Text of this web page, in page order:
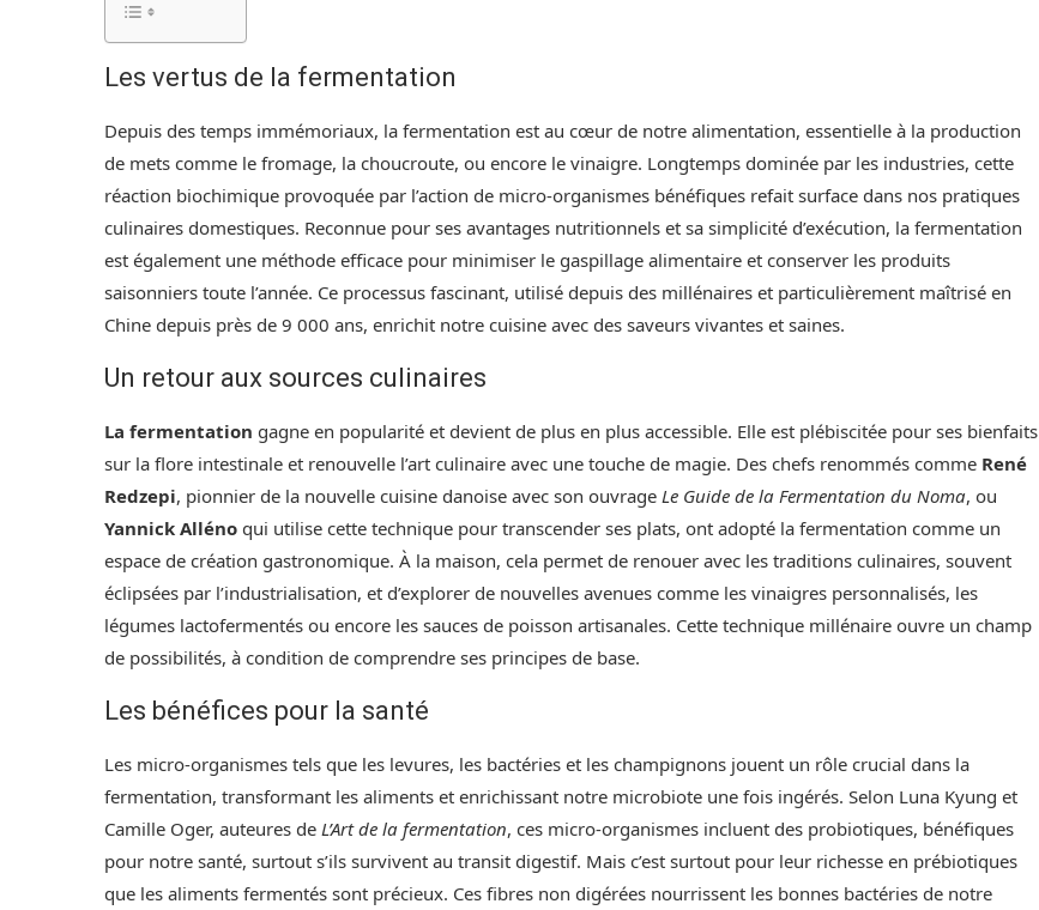
Les vertus de la fermentation
Depuis des temps immémoriaux, la fermentation est au cœur de notre alimentation, essentielle à la production
de mets comme le fromage, la choucroute, ou encore le vinaigre. Longtemps dominée par les industries, cette
réaction biochimique provoquée par l’action de micro-organismes bénéfiques refait surface dans nos pratiques
culinaires domestiques. Reconnue pour ses avantages nutritionnels et sa simplicité d’exécution, la fermentation
est également une méthode efficace pour minimiser le gaspillage alimentaire et conserver les produits
saisonniers toute l’année. Ce processus fascinant, utilisé depuis des millénaires et particulièrement maîtrisé en
Chine depuis près de 9 000 ans, enrichit notre cuisine avec des saveurs vivantes et saines.
Un retour aux sources culinaires
La fermentation gagne en popularité et devient de plus en plus accessible. Elle est plébiscitée pour ses bienfaits
sur la flore intestinale et renouvelle l’art culinaire avec une touche de magie. Des chefs renommés comme René
Redzepi, pionnier de la nouvelle cuisine danoise avec son ouvrage Le Guide de la Fermentation du Noma, ou
Yannick Alléno qui utilise cette technique pour transcender ses plats, ont adopté la fermentation comme un
espace de création gastronomique. À la maison, cela permet de renouer avec les traditions culinaires, souvent
éclipsées par l’industrialisation, et d’explorer de nouvelles avenues comme les vinaigres personnalisés, les
légumes lactofermentés ou encore les sauces de poisson artisanales. Cette technique millénaire ouvre un champ
de possibilités, à condition de comprendre ses principes de base.
Les bénéfices pour la santé
Les micro-organismes tels que les levures, les bactéries et les champignons jouent un rôle crucial dans la
fermentation, transformant les aliments et enrichissant notre microbiote une fois ingérés. Selon Luna Kyung et
Camille Oger, auteures de L’Art de la fermentation, ces micro-organismes incluent des probiotiques, bénéfiques
pour notre santé, surtout s’ils survivent au transit digestif. Mais c’est surtout pour leur richesse en prébiotiques
que les aliments fermentés sont précieux. Ces fibres non digérées nourrissent les bonnes bactéries de notre